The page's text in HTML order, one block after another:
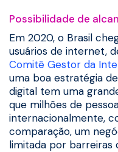
Possibilidade de
Em 2020, o Brasil
usuários de internet,
Comitê Gestor da
uma boa estratégia
digital tem uma
que milhões de
internacionalmente,
comparação, um
limitada por barreiras